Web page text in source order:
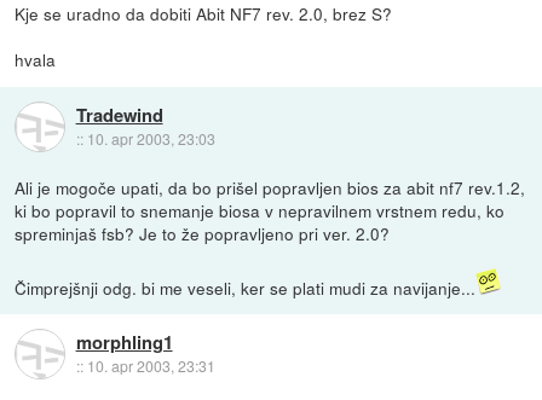
Kje se uradno da dobiti Abit NF7 rev. 2.0, brez S?
hvala
Tradewind
:: 10. apr 2003, 23:03
Ali je mogoče upati, da bo prišel popravljen bios za abit nf7 rev.1.2,
ki bo popravil to snemanje biosa v nepravilnem vrstnem redu, ko
spreminjaš fsb? Je to že popravljeno pri ver. 2.0?
Čimprejšnji odg. bi me veseli, ker se plati mudi za navijanje...
morphling1
:: 10. apr 2003, 23:31